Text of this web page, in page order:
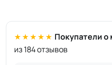
★★★★★ Покупатели о
из 184 отзывов